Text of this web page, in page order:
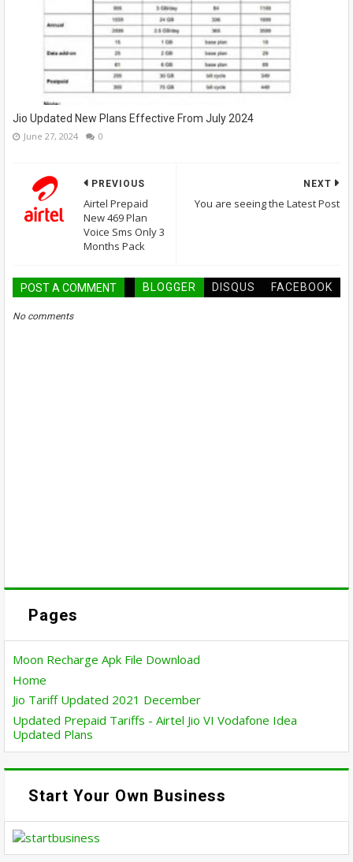
Jio Updated New Plans Effective From July 2024
June 27, 2024 0
NEXT
You are seeing the Latest Post
PREVIOUS
Airtel Prepaid
New 469 Plan
Voice Sms Only 3
Months Pack
POST A COMMENT BLOGGER DISQUS FACEBOOK
No comments
Pages
Moon Recharge Apk File Download
Home
Jio Tariff Updated 2021 December
Updated Prepaid Tariffs - Airtel Jio VI Vodafone Idea
Updated Plans
Start Your Own Business